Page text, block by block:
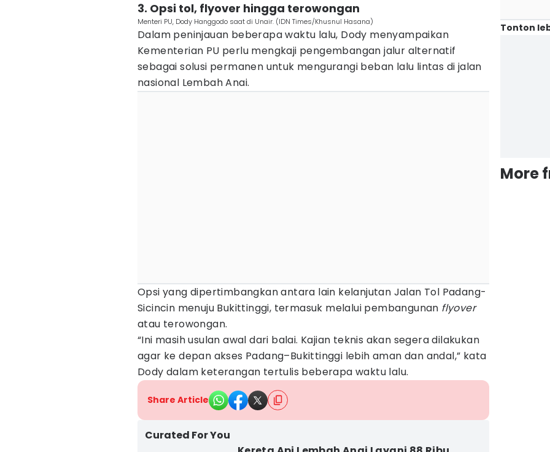
3. Opsi tol, flyover hingga terowongan
Menteri PU, Dody Hanggodo saat di Unair. (IDN Times/Khusnul Hasana)
Dalam peninjauan beberapa waktu lalu, Dody menyampaikan
Kementerian PU perlu mengkaji pengembangan jalur alternatif
sebagai solusi permanen untuk mengurangi beban lalu lintas di jalan
nasional Lembah Anai.
Opsi yang dipertimbangkan antara lain kelanjutan Jalan Tol Padang-
Sicincin menuju Bukittinggi, termasuk melalui pembangunan flyover
atau terowongan.
“Ini masih usulan awal dari balai. Kajian teknis akan segera dilakukan
agar ke depan akses Padang–Bukittinggi lebih aman dan andal,” kata
Dody dalam keterangan tertulis beberapa waktu lalu.
Share Article
Curated For You
Tonton
More